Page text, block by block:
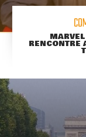
RENCONTRE